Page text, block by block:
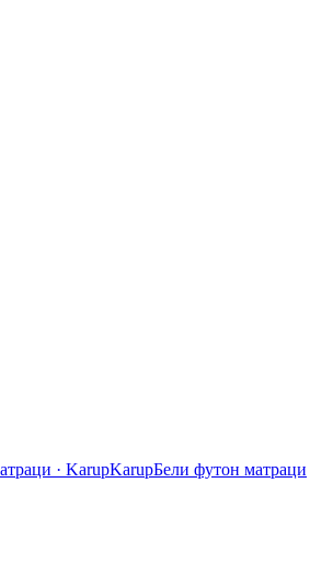
· KarupKarupБели футон матраци